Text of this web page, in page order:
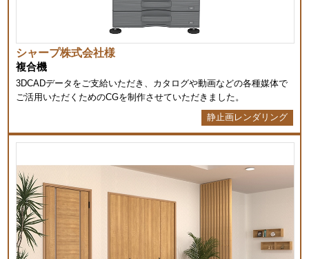
シャープ株式会社様
複合機
3DCADデータをご支給いただき、カタログや動画などの各種媒体で
ご活用いただくためのCGを制作させていただきました。
静止画レンダリング